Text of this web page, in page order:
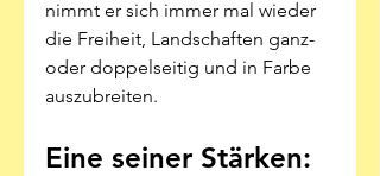
nimmt er sich immer mal wieder
die Freiheit, Landschaften ganz-
oder doppelseitig und in Farbe
auszubreiten.
Eine seiner Stärken: